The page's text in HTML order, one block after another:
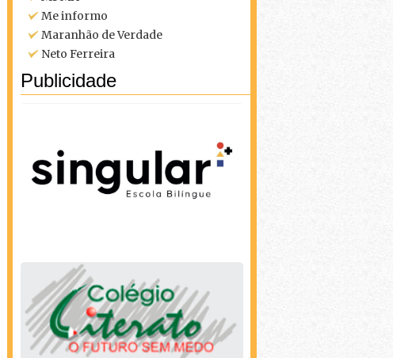
Me informo
Maranhão de Verdade
Neto Ferreira
Publicidade